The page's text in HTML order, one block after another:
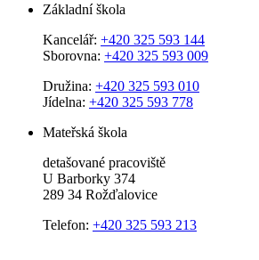
Základní škola
Kancelář: +420 325 593 144
Sborovna: +420 325 593 009
Družina: +420 325 593 010
Jídelna: +420 325 593 778
Mateřská škola
detašované pracoviště
U Barborky 374
289 34 Rožďalovice
Telefon: +420 325 593 213